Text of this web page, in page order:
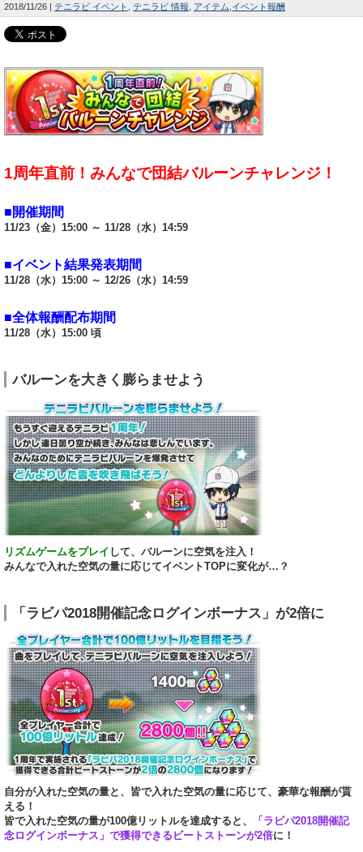
2018/11/26 テニラビ イベント テニラビ 情報 アイテム イベント報酬
1周年直前！みんなで団結バルーンチャレンジ！
■開催期間
11/23（金）15:00 ～ 11/28（水）14:59
■イベント結果発表期間
11/28（水）15:00 ～ 12/26（水）14:59
■全体報酬配布期間
11/28（水）15:00 頃
バルーンを大きく膨らませよう
リズムゲームをプレイ して、バルーンに空気を注入！
みんなで入れた空気の量に応じてイベントTOPに変化が…？
「ラビパ2018開催記念ログインボーナス」が2倍に
自分が入れた空気の量と、皆で入れた空気の量に応じて、豪華な報酬が貰
える！
皆で入れた空気の量が100億リットルを達成すると、
「ラビパ2018開催記
念ログインボーナス」で獲得できるビートストーンが2倍に！